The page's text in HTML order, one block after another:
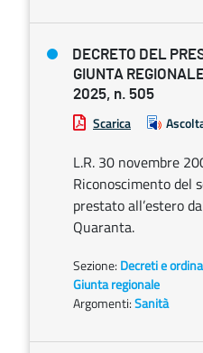
DECRETO DEL
GIUNTA
2025, n. 505
Scarica
L.R. 30 novembre
Riconoscimento del
prestato all’estero
Quaranta.
Sezione: Decreti e
Giunta regionale
Argomenti:Sanità